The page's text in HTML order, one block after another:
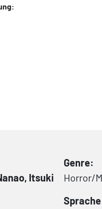
Itsuki
Genre:
Horror/